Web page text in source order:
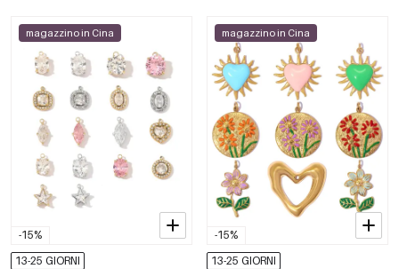
-15%
magazzino in Cina
13-25 GIORNI
-15%
magazzino in Cina
13-25 GIORNI